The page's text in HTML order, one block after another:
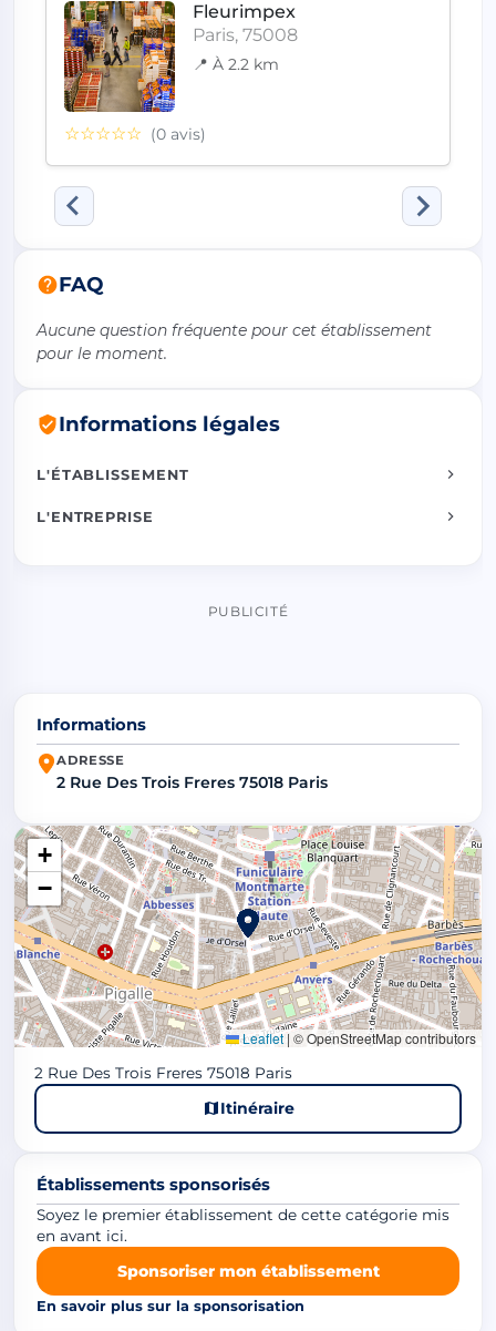
Fleurimpex
Paris, 75008
📍 À 2.2 km
☆☆☆☆☆ (0 avis)
FAQ
Aucune question fréquente pour cet établissement
pour le moment.
Informations légales
L'ÉTABLISSEMENT
L'ENTREPRISE
PUBLICITÉ
Informations
ADRESSE
2 Rue Des Trois Freres 75018 Paris
+
−
Leaflet| © OpenStreetMap contributors
2 Rue Des Trois Freres 75018 Paris
Itinéraire
Établissements sponsorisés
Soyez le premier établissement de cette catégorie mis
en avant ici.
Sponsoriser mon établissement
En savoir plus sur la sponsorisation